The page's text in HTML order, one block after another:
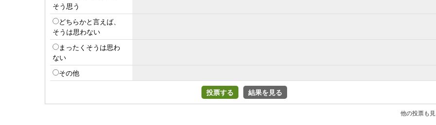
そう思う
どちらかと言えば、
そうは思わない
まったくそうは思わ
ない
その他
投票する 結果を見る
他の投票も